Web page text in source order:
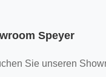
Speyer
Sie unseren